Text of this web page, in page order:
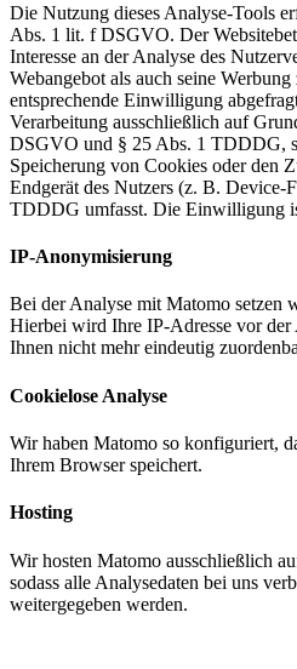
Die Nutzung dieses Analyse-Tools
Abs. 1 lit. f DSGVO. Der
Interesse an der Analyse des
Webangebot als auch seine
entsprechende Einwilligung
Verarbeitung ausschließlich auf
DSGVO und § 25 Abs. 1 TDDDG,
Speicherung von Cookies oder den
Endgerät des Nutzers (z. B. Device-
TDDDG umfasst. Die Einwilligung
IP-Anonymisierung
Bei der Analyse mit Matomo setzen
Hierbei wird Ihre IP-Adresse vor der
Ihnen nicht mehr eindeutig
Cookielose Analyse
Wir haben Matomo so konfiguriert,
Ihrem Browser speichert.
Hosting
Wir hosten Matomo ausschließlich
sodass alle Analysedaten bei uns
weitergegeben werden.